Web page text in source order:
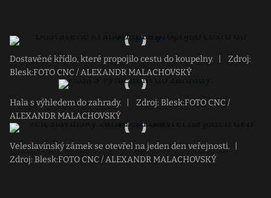
Dostavěné křídlo, které propojilo cestu do koupelny.
Zdroj:
Blesk:FOTO CNC / ALEXANDR MALACHOVSKÝ
Hala s výhledem do zahrady.
Zdroj: Blesk:FOTO CNC /
ALEXANDR MALACHOVSKÝ
Veleslavínský zámek se otevřel na jeden den veřejnosti.
Zdroj: Blesk:FOTO CNC / ALEXANDR MALACHOVSKÝ